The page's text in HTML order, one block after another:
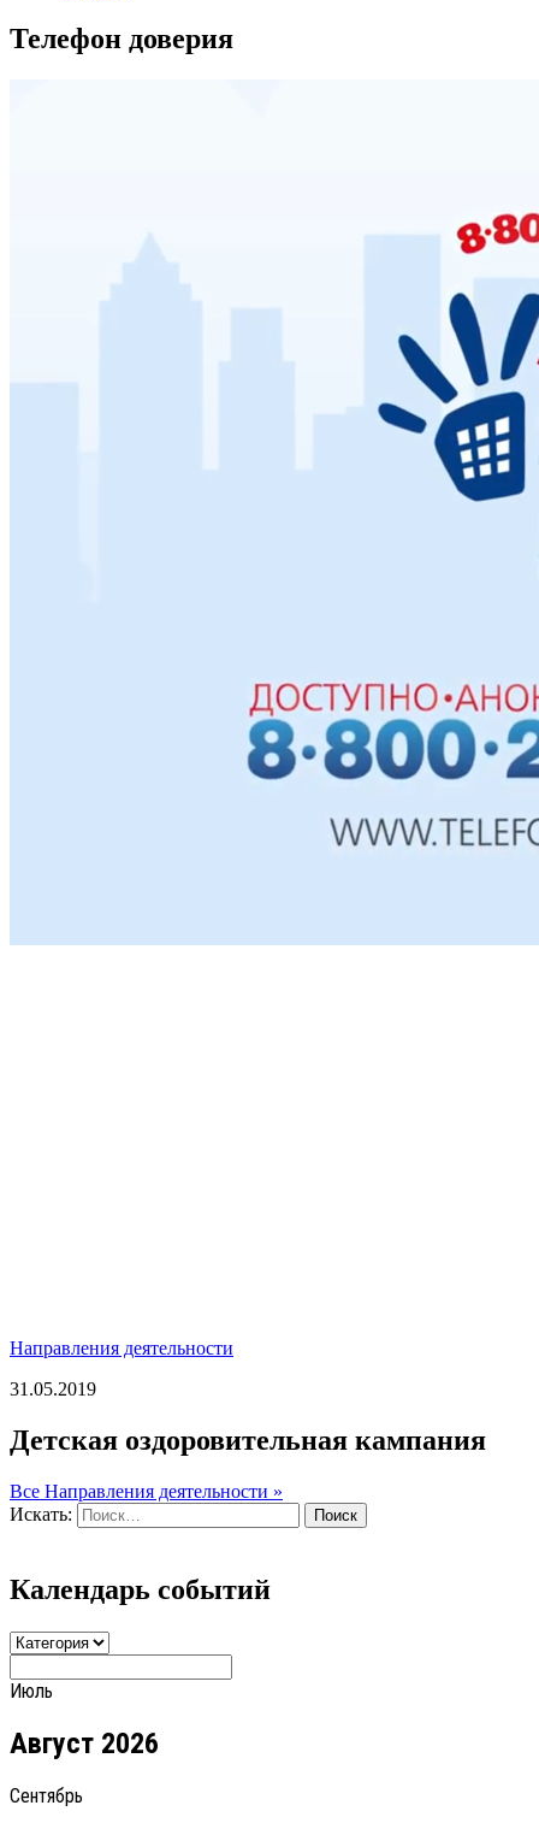
Телефон доверия
Направления деятельности
31.05.2019
Детская оздоровительная кампания
Все Направления деятельности »
Искать:
Поиск
Календарь событий
Июль
Август 2026
Сентябрь